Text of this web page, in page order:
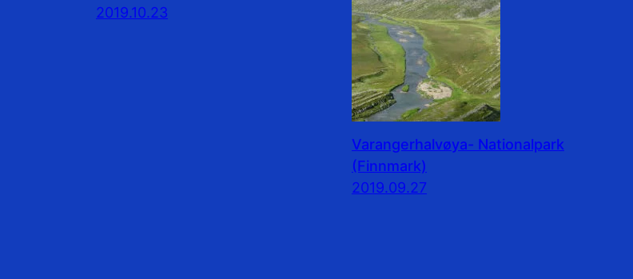
2019.10.23
Varangerhalvøya- Nationalpark
(Finnmark)
2019.09.27